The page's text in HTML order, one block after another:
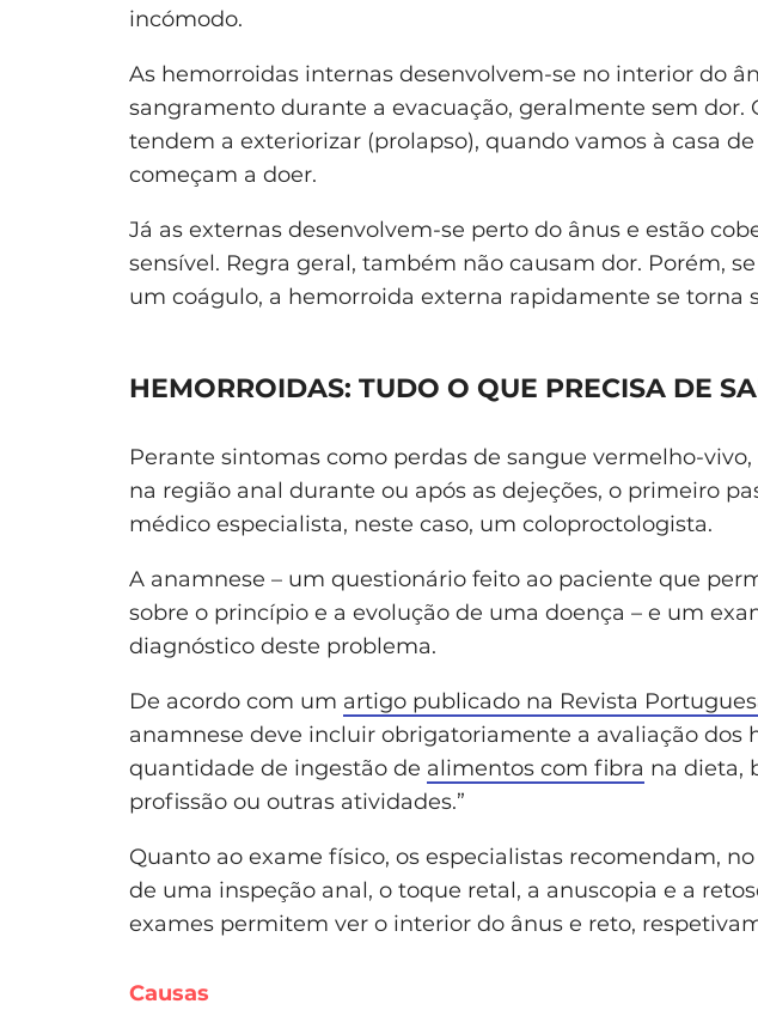
incómodo.
As hemorroidas internas desenvolvem-se no interior do
sangramento durante a evacuação, geralmente sem dor.
tendem a exteriorizar (prolapso), quando vamos à casa
começam a doer.
Já as externas desenvolvem-se perto do ânus e estão
sensível. Regra geral, também não causam dor. Porém,
um coágulo, a hemorroida externa rapidamente se torna
HEMORROIDAS: TUDO O QUE PRECISA DE
Perante sintomas como perdas de sangue vermelho-
na região anal durante ou após as dejeções, o primeiro
médico especialista, neste caso, um coloproctologista.
A anamnese – um questionário feito ao paciente que
sobre o princípio e a evolução de uma doença – e um
diagnóstico deste problema.
De acordo com um artigo publicado na Revista
anamnese deve incluir obrigatoriamente a avaliação dos
quantidade de ingestão de alimentos com fibra na dieta,
profissão ou outras atividades.”
Quanto ao exame físico, os especialistas recomendam,
de uma inspeção anal, o toque retal, a anuscopia e a
exames permitem ver o interior do ânus e reto,
Causas